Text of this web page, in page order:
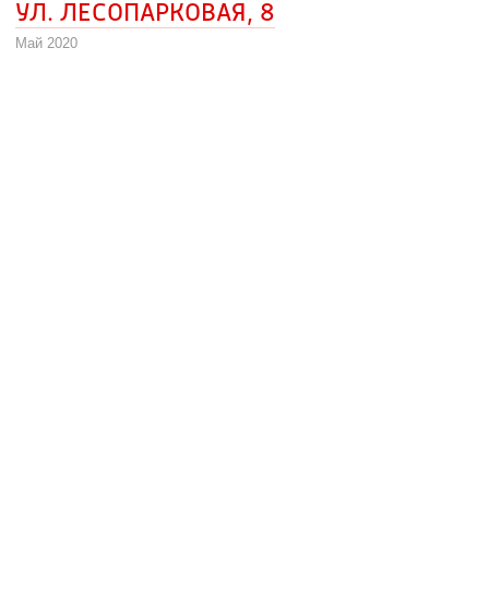
УЛ. ЛЕСОПАРКОВАЯ, 8
Май 2020